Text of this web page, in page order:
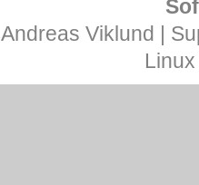
Andreas Viklund |
Linux